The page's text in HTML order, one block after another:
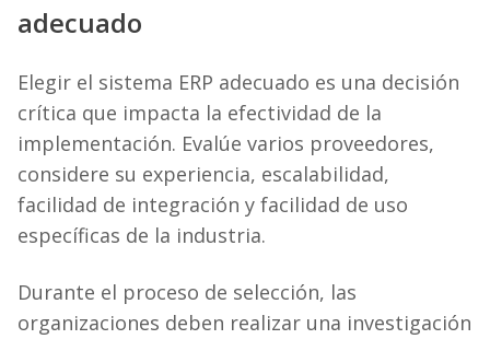
adecuado
Elegir el sistema ERP adecuado es una decisión
crítica que impacta la efectividad de la
implementación. Evalúe varios proveedores,
considere su experiencia, escalabilidad,
facilidad de integración y facilidad de uso
específicas de la industria.
Durante el proceso de selección, las
organizaciones deben realizar una investigación